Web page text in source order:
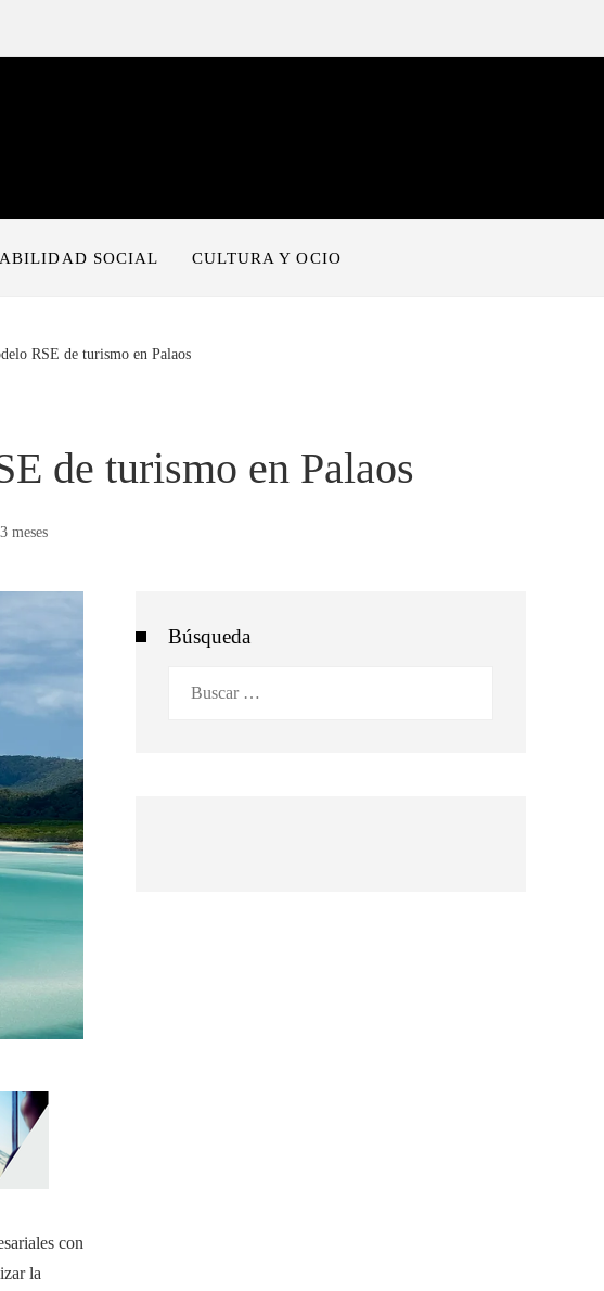
SOCIAL CULTURA Y OCIO
RSE de turismo en Palaos
de turismo en Palaos
meses
con
la
Búsqueda